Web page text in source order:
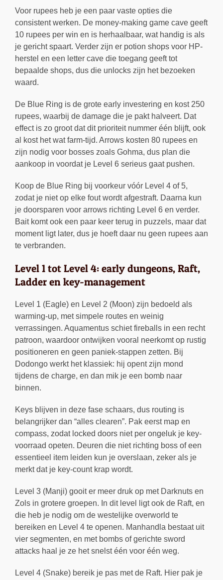
Voor rupees heb je een paar vaste opties die
consistent werken. De money-making game cave geeft
10 rupees per win en is herhaalbaar, wat handig is als
je gericht spaart. Verder zijn er potion shops voor HP-
herstel en een letter cave die toegang geeft tot
bepaalde shops, dus die unlocks zijn het bezoeken
waard.
De Blue Ring is de grote early investering en kost 250
rupees, waarbij de damage die je pakt halveert. Dat
effect is zo groot dat dit prioriteit nummer één blijft, ook
al kost het wat farm-tijd. Arrows kosten 80 rupees en
zijn nodig voor bosses zoals Gohma, dus plan die
aankoop in voordat je Level 6 serieus gaat pushen.
Koop de Blue Ring bij voorkeur vóór Level 4 of 5,
zodat je niet op elke fout wordt afgestraft. Daarna kun
je doorsparen voor arrows richting Level 6 en verder.
Bait komt ook een paar keer terug in puzzels, maar dat
moment ligt later, dus je hoeft daar nu geen rupees aan
te verbranden.
Level 1 tot Level 4: early dungeons, Raft,
Ladder en key-management
Level 1 (Eagle) en Level 2 (Moon) zijn bedoeld als
warming-up, met simpele routes en weinig
verrassingen. Aquamentus schiet fireballs in een recht
patroon, waardoor ontwijken vooral neerkomt op rustig
positioneren en geen paniek-stappen zetten. Bij
Dodongo werkt het klassiek: hij opent zijn mond
tijdens de charge, en dan mik je een bomb naar
binnen.
Keys blijven in deze fase schaars, dus routing is
belangrijker dan “alles clearen”. Pak eerst map en
compass, zodat locked doors niet per ongeluk je key-
voorraad opeten. Deuren die niet richting boss of een
essentieel item leiden kun je overslaan, zeker als je
merkt dat je key-count krap wordt.
Level 3 (Manji) gooit er meer druk op met Darknuts en
Zols in grotere groepen. In dit level ligt ook de Raft, en
die heb je nodig om de westelijke overworld te
bereiken en Level 4 te openen. Manhandla bestaat uit
vier segmenten, en met bombs of gerichte sword
attacks haal je ze het snelst één voor één weg.
Level 4 (Snake) bereik je pas met de Raft. Hier pak je